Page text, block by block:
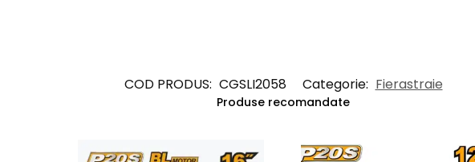
COD PRODUS: CGSLI2058 Categorie: Fierastraie
Produse recomandate